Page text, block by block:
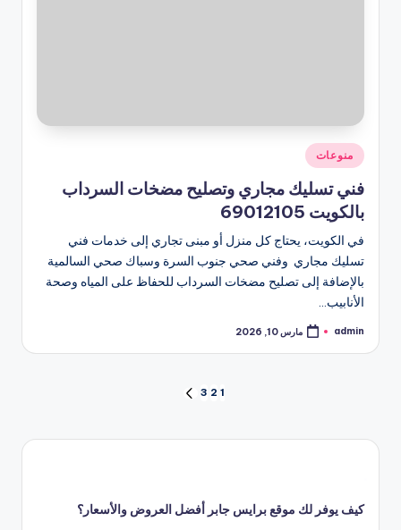
نُشر
في
منوعات
فني تسليك مجاري وتصليح مضخات السرداب
بالكويت 69012105
في الكويت، يحتاج كل منزل أو مبنى تجاري إلى خدمات فني
تسليك مجاري وفني صحي جنوب السرة وسباك صحي السالمية
بالإضافة إلى تصليح مضخات السرداب للحفاظ على المياه وصحة
الأنابيب…
تمّ
بواسطة
admin مارس 10, 2026
صفحات
1
2
3
كيف يوفر لك موقع برايس جابر أفضل العروض والأسعار؟